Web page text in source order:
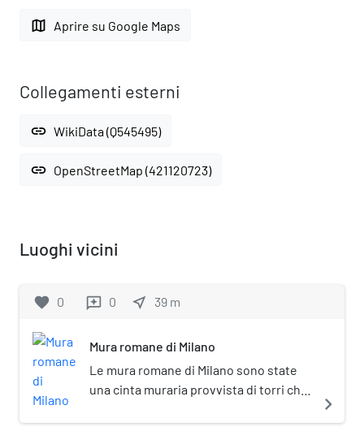
map Aprire su Google Maps
Collegamenti esterni
link WikiData (Q545495)
link OpenStreetMap (421120723)
Luoghi vicini
favorite 0 reviews 0 near_me 39 m
Mura romane di Milano
Le mura romane di Milano sono state
una cinta muraria provvista di torri che
navigate_next